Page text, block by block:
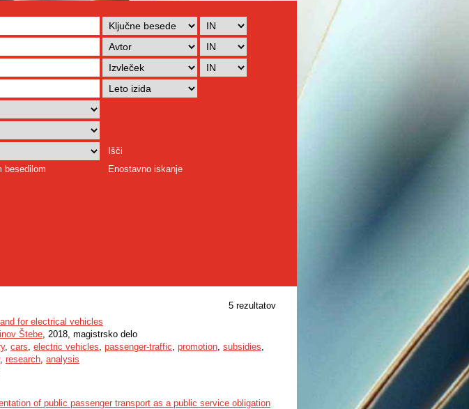
Išči
besedilom
Enostavno iskanje
5 rezultatov
for electrical vehicles
Štebe, 2018, magistrsko delo
, cars, electric vehicles, passenger-traffic, promotion, subsidies,
, research, analysis
of public passenger transport as a public service obligation